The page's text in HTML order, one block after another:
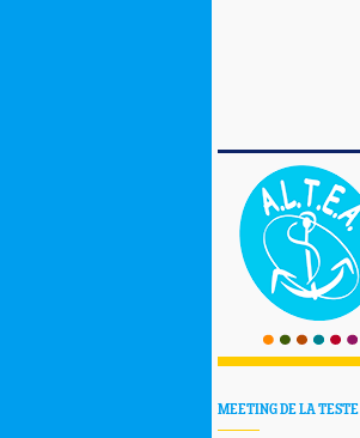
MEETING DE LA TESTE